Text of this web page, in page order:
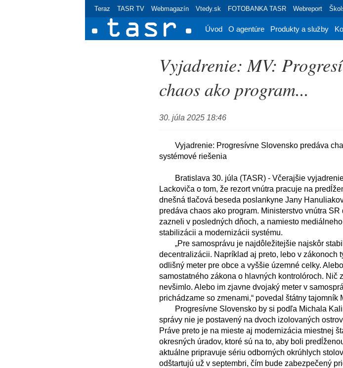
Teraz TASR TV Webmagazín Vtedy.sk FOTOBANKA TASR Webreport
Úvod O agentúre Produkty a služby
Vyjadrenie: MV:
chaos ako program...
30. júla 2025 18:46
systémové riešenia
Lackoviča o tom, že rezort vnútra pracuje na
dnešná tlačová beseda poslankyne Jany
predáva chaos ako program. Ministerstvo vnútra
zazneli v posledných dňoch, a namiesto
stabilizácii a modernizácii systému.
decentralizácii. Napríklad aj preto, lebo v zákonoch
odlišný meter pre obce a vyššie územné celky.
samostatného zákona o hlavných kontrolóroch. Nič
nevšimlo. Alebo im zjavne dvojaký meter v
prichádzame so zmenami,“ povedal štátny tajomník
správy nie je postavený na dvoch izolovaných
Práve preto je na mieste aj modernizácia miestnej
okresných úradov, ktoré sú na to, aby boli
aktuálne pripravuje sériu odborných okrúhlych
odštartujú už v septembri, čím bude zabezpečený